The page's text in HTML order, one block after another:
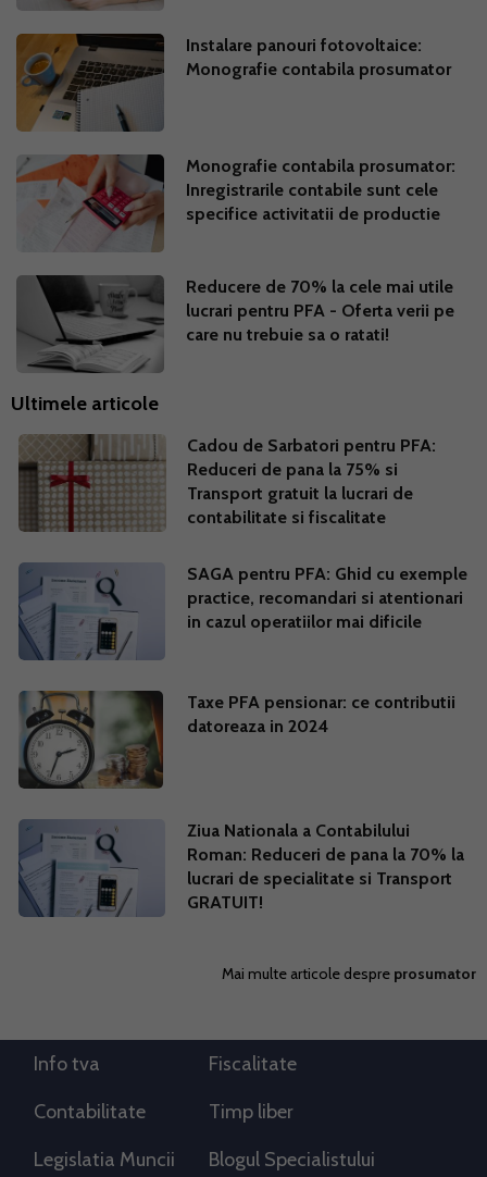
Instalare panouri fotovoltaice:
Monografie contabila prosumator
Monografie contabila prosumator:
Inregistrarile contabile sunt cele
specifice activitatii de productie
Reducere de 70% la cele mai utile
lucrari pentru PFA - Oferta verii pe
care nu trebuie sa o ratati!
Ultimele articole
Cadou de Sarbatori pentru PFA:
Reduceri de pana la 75% si
Transport gratuit la lucrari de
contabilitate si fiscalitate
SAGA pentru PFA: Ghid cu exemple
practice, recomandari si atentionari
in cazul operatiilor mai dificile
Taxe PFA pensionar: ce contributii
datoreaza in 2024
Ziua Nationala a Contabilului
Roman: Reduceri de pana la 70% la
lucrari de specialitate si Transport
GRATUIT!
Mai multe articole despre prosumator
Info tva Fiscalitate
Contabilitate Timp liber
Legislatia Muncii Blogul Specialistului